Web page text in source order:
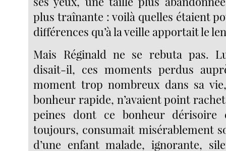
plus traînante : voilà quelles étaient
différences qu’à la veille apportait le
Mais Réginald ne se rebuta pas.
disait-il, ces moments perdus
moment trop nombreux dans sa
bonheur rapide, n’avaient point
peines dont ce bonheur dérisoire
toujours, consumait misérablement
d’une enfant malade, ignorante,